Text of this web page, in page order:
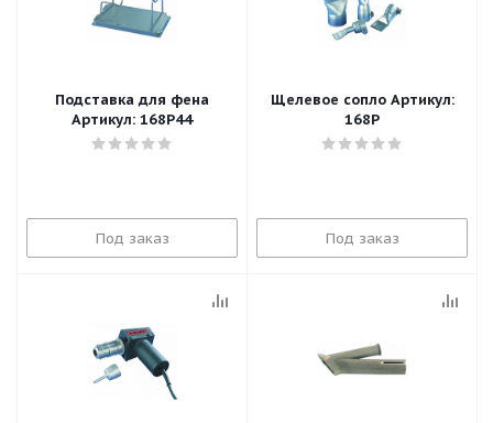
Подставка для фена
Артикул: 168P44
Под заказ
Щелевое сопло Артикул:
168P
Под заказ